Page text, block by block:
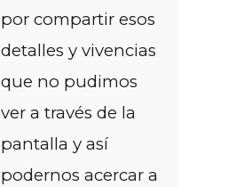
por compartir esos
detalles y vivencias
que no pudimos
ver a través de la
pantalla y así
podernos acercar a